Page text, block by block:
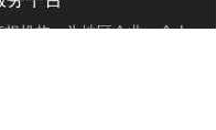
机构，为地区企业、个人